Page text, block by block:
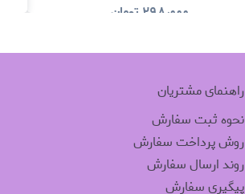
۲۹۸٫۰۰۰ تومان
راهنمای مشتریان
نحوه ثبت سفارش
روش پرداخت سفارش
روند ارسال سفارش
پیگیری سفارش